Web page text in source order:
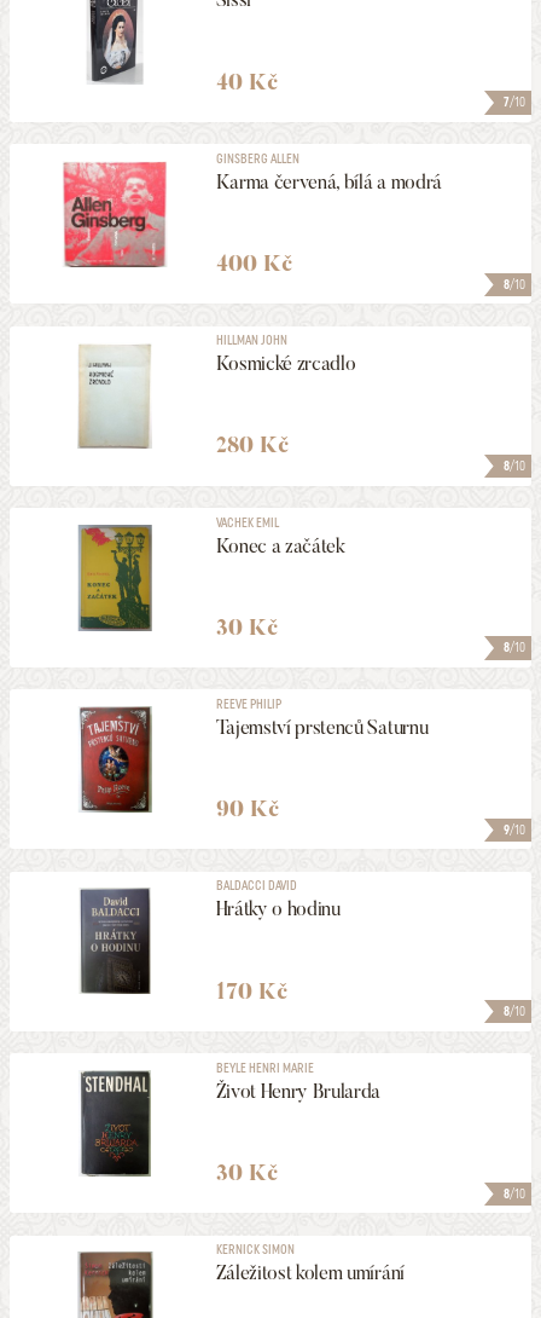
7/10
40 Kč
8/10
GINSBERG ALLEN
Karma červená, bílá a modrá
400 Kč
8/10
HILLMAN JOHN
Kosmické zrcadlo
280 Kč
8/10
VACHEK EMIL
Konec a začátek
30 Kč
9/10
REEVE PHILIP
Tajemství prstenců Saturnu
90 Kč
8/10
BALDACCI DAVID
Hrátky o hodinu
170 Kč
8/10
BEYLE HENRI MARIE
Život Henry Brularda
30 Kč
KERNICK SIMON
Záležitost kolem umírání